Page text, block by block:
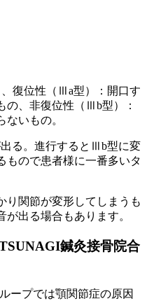
復位性（Ⅲa型）：開口す
の、非復位性（Ⅲb型）：
いもの。
る。進行するとⅢb型に変
もので患者様に一番多いタ
関節が変形してしまうも
出る場合もあります。
鍼灸接骨院合
ープでは顎関節症の原因